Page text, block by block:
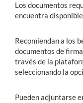
Los documentos
encuentra
Recomiendan a los
documentos de
través de la
seleccionando la
Pueden adjuntarse